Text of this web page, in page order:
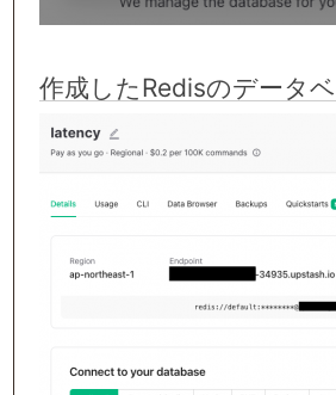
作成したRedisのデータ